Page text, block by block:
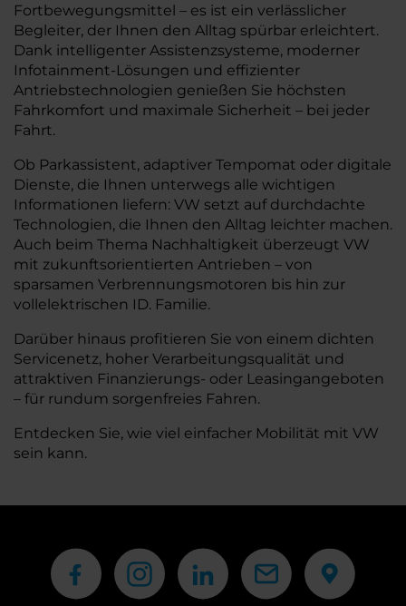
Fortbewegungsmittel – es ist ein verlässlicher
Begleiter, der Ihnen den Alltag spürbar erleichtert.
Dank intelligenter Assistenzsysteme, moderner
Infotainment-Lösungen und effizienter
Antriebstechnologien genießen Sie höchsten
Fahrkomfort und maximale Sicherheit – bei jeder
Fahrt.
Ob Parkassistent, adaptiver Tempomat oder digitale
Dienste, die Ihnen unterwegs alle wichtigen
Informationen liefern: VW setzt auf durchdachte
Technologien, die Ihnen den Alltag leichter machen.
Auch beim Thema Nachhaltigkeit überzeugt VW
mit zukunftsorientierten Antrieben – von
sparsamen Verbrennungsmotoren bis hin zur
vollelektrischen ID. Familie.
Darüber hinaus profitieren Sie von einem dichten
Servicenetz, hoher Verarbeitungsqualität und
attraktiven Finanzierungs- oder Leasingangeboten
– für rundum sorgenfreies Fahren.
Entdecken Sie, wie viel einfacher Mobilität mit VW
sein kann.